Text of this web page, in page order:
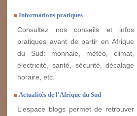
Informations pratiques
Consultez nos conseils et infos
pratiques avant de partir en Afrique
du Sud: monnaie, météo, climat,
électricité, santé, sécurité, décalage
horaire, etc.
Actualités de l'Afrique du Sud
L'espace blogs permet de retrouver